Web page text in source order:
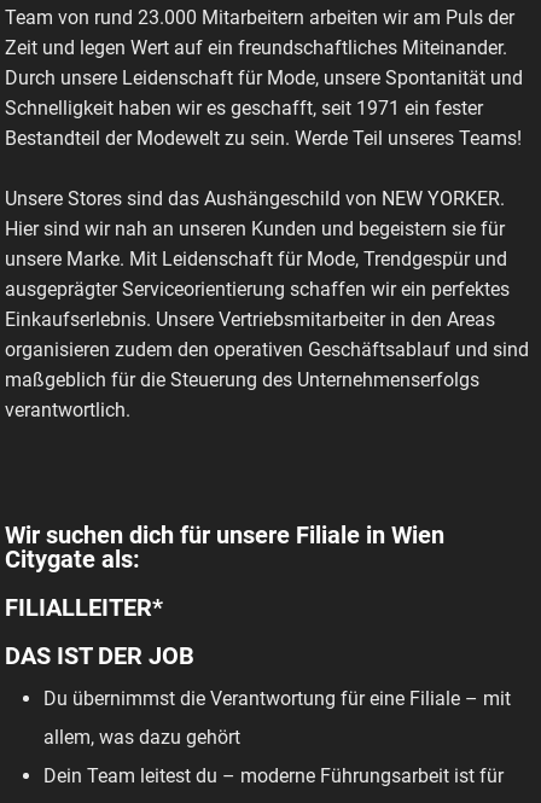
Team von rund 23.000 Mitarbeitern arbeiten wir am Puls der
Zeit und legen Wert auf ein freundschaftliches Miteinander.
Durch unsere Leidenschaft für Mode, unsere Spontanität und
Schnelligkeit haben wir es geschafft, seit 1971 ein fester
Bestandteil der Modewelt zu sein. Werde Teil unseres Teams!
Unsere Stores sind das Aushängeschild von NEW YORKER.
Hier sind wir nah an unseren Kunden und begeistern sie für
unsere Marke. Mit Leidenschaft für Mode, Trendgespür und
ausgeprägter Serviceorientierung schaffen wir ein perfektes
Einkaufserlebnis. Unsere Vertriebsmitarbeiter in den Areas
organisieren zudem den operativen Geschäftsablauf und sind
maßgeblich für die Steuerung des Unternehmenserfolgs
verantwortlich.
Wir suchen dich für unsere Filiale in Wien
Citygate als:
FILIALLEITER*
DAS IST DER JOB
Du übernimmst die Verantwortung für eine Filiale – mit
allem, was dazu gehört
Dein Team leitest du – moderne Führungsarbeit ist für